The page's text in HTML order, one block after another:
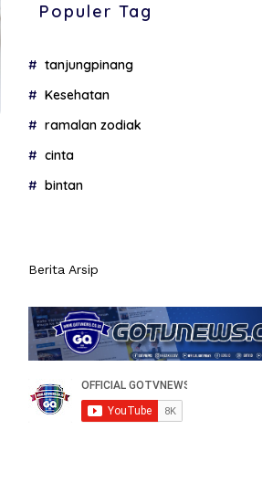
Populer Tag
tanjungpinang
Kesehatan
ramalan zodiak
cinta
bintan
Berita Arsip